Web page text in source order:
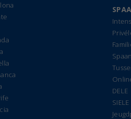
DELE
SIELE